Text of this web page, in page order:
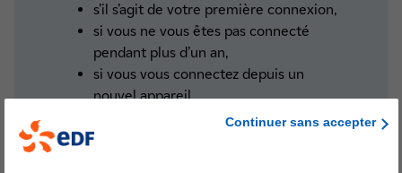
s’il s’agit de votre première connexion,
si vous ne vous êtes pas connecté
pendant plus d’un an,
si vous vous connectez depuis un
nouvel appareil,
si vous modifiez votre mot de passe,
ou pour renforcer la sécurité de votre
Continuer sans accepter